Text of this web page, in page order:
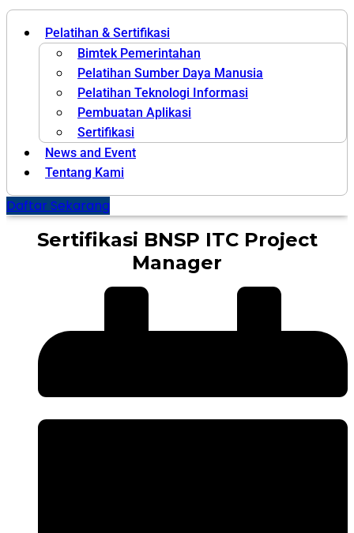
Pelatihan & Sertifikasi
Bimtek Pemerintahan
Pelatihan Sumber Daya Manusia
Pelatihan Teknologi Informasi
Pembuatan Aplikasi
Sertifikasi
News and Event
Tentang Kami
Daftar Sekarang
Sertifikasi BNSP ITC Project
Manager